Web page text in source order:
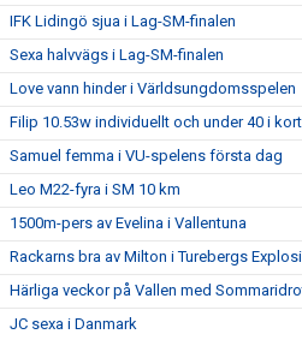
IFK Lidingö sjua i Lag-SM-finalen
Sexa halvvägs i Lag-SM-finalen
Love vann hinder i Världsungdomsspelen
Filip 10.53w individuellt och under 40 i
Samuel femma i VU-spelens första dag
Leo M22-fyra i SM 10 km
1500m-pers av Evelina i Vallentuna
Rackarns bra av Milton i Turebergs
Härliga veckor på Vallen med
JC sexa i Danmark